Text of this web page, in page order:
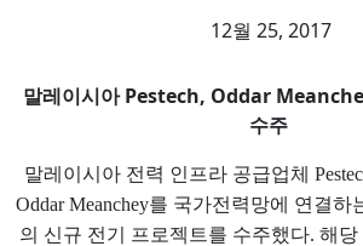
12월 25, 2017
말레이시아 Pestech, Oddar
수주
말레이시아 전력 인프라 공급업체
Oddar Meanchey를 국가전력망에 연결하
의 신규 전기 프로젝트를 수주했다. 해